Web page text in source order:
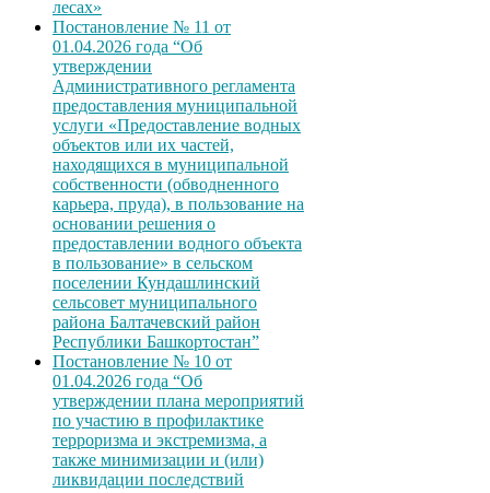
лесах»
Постановление № 11 от
01.04.2026 года “Об
утверждении
Административного регламента
предоставления муниципальной
услуги «Предоставление водных
объектов или их частей,
находящихся в муниципальной
собственности (обводненного
карьера, пруда), в пользование на
основании решения о
предоставлении водного объекта
в пользование» в сельском
поселении Кундашлинский
сельсовет муниципального
района Балтачевский район
Республики Башкортостан”
Постановление № 10 от
01.04.2026 года “Об
утверждении плана мероприятий
по участию в профилактике
терроризма и экстремизма, а
также минимизации и (или)
ликвидации последствий